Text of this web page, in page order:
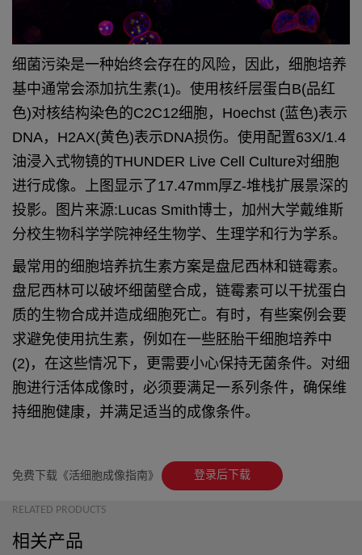
细菌污染是一种始终会存在的风险，因此，细胞培养
基中通常会添加抗生素(1)。使用核纤层蛋白B(品红
色)对核结构染色的C2C12细胞， Hoechst (蓝色)表示
DNA，H2AX(黄色)表示DNA损伤。使用配置63X/1.4
油浸入式物镜的THUNDER Live Cell Culture对细胞
进行成像。
上图显示了17.47mm厚Z-堆栈扩展景深的
投影。
图片来源:Lucas Smith博士，加州大学戴维斯
分校生物科学学院神经生物学、生理学和行为学系。
最常用的细胞培养抗生素方案是盘尼西林和链霉素。
盘尼西林可以破坏细菌壁合成，链霉素可以干扰蛋白
质的生物合成并造成细胞死亡。有时，有些案例会要
求避免使用抗生素， 例如在一些胚胎干细胞培养中
(2)，在这些情况下，更需要小心保持无菌条件。对细
胞进行活体成像时，必须要满足一系列 条件，确保维
持细胞健康，并满足适当的成像条件。
免费下载《活细胞成像指南》 登录后下载
RELATED PRODUCTS
相关产品